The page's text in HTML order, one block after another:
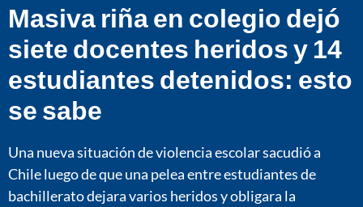
Masiva riña en colegio dejó
siete docentes heridos y 14
estudiantes detenidos: esto
se sabe
Una nueva situación de violencia escolar sacudió a
Chile luego de que una pelea entre estudiantes de
bachillerato dejara varios heridos y obligara la